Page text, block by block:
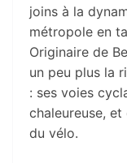
joins à la
métropole en
Originaire de
un peu plus la
: ses voies
chaleureuse,
du vélo.